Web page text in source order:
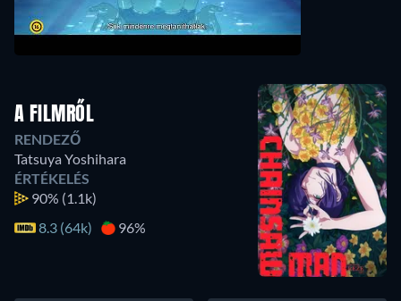
A FILMRŐL
RENDEZŐ
Tatsuya Yoshihara
ÉRTÉKELÉS
90% (1.1k)
8.3 (64k)
96%